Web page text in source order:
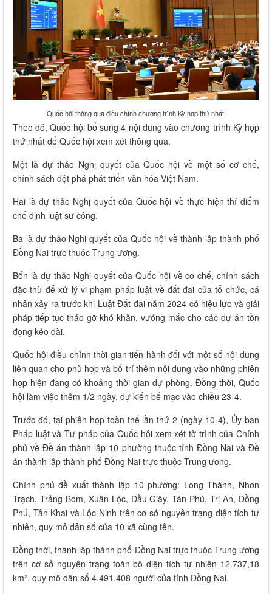
Quốc hội thông qua điều chỉnh chương trình Kỳ họp thứ nhất.
Theo đó, Quốc hội bổ sung 4 nội dung vào chương trình Kỳ họp
thứ nhất để Quốc hội xem xét thông qua.
Một là dự thảo Nghị quyết của Quốc hội về một số cơ chế,
chính sách đột phá phát triển văn hóa Việt Nam.
Hai là dự thảo Nghị quyết của Quốc hội về thực hiện thí điểm
chế định luật sư công.
Ba là dự thảo Nghị quyết của Quốc hội về thành lập thành phố
Đồng Nai trực thuộc Trung ương.
Bốn là dự thảo Nghị quyết của Quốc hội về cơ chế, chính sách
đặc thù để xử lý vi phạm pháp luật về đất đai của tổ chức, cá
nhân xảy ra trước khi Luật Đất đai năm 2024 có hiệu lực và giải
pháp tiếp tục tháo gỡ khó khăn, vướng mắc cho các dự án tồn
đọng kéo dài.
Quốc hội điều chỉnh thời gian tiến hành đối với một số nội dung
liên quan cho phù hợp và bố trí thêm nội dung vào những phiên
họp hiện đang có khoảng thời gian dự phòng. Đồng thời, Quốc
hội làm việc thêm 1/2 ngày, dự kiến bế mạc vào chiều 23-4.
Trước đó, tại phiên họp toàn thể lần thứ 2 (ngày 10-4), Ủy ban
Pháp luật và Tư pháp của Quốc hội xem xét tờ trình của Chính
phủ về Đề án thành lập 10 phường thuộc tỉnh Đồng Nai và Đề
án thành lập thành phố Đồng Nai trực thuộc Trung ương.
Chính phủ đề xuất thành lập 10 phường: Long Thành, Nhơn
Trạch, Trảng Bom, Xuân Lộc, Dầu Giây, Tân Phú, Trị An, Đồng
Phú, Tân Khai và Lộc Ninh trên cơ sở nguyên trạng diện tích tự
nhiên, quy mô dân số của 10 xã cùng tên.
Đồng thời, thành lập thành phố Đồng Nai trực thuộc Trung ương
trên cơ sở nguyên trạng toàn bộ diện tích tự nhiên 12.737,18
km², quy mô dân số 4.491.408 người của tỉnh Đồng Nai.